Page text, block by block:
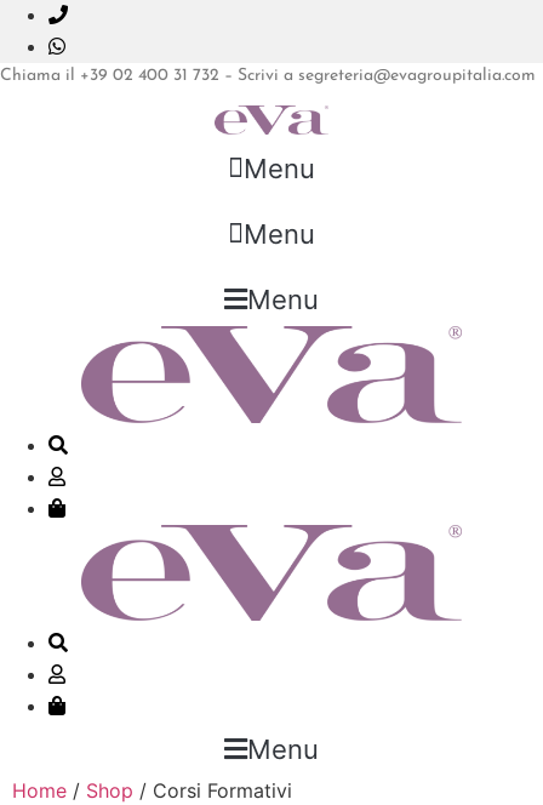
contenuto
Chiama il +39 02 400 31 732 – Scrivi a segreteria@evagroupitalia.com
Menu
Menu
Menu
Menu
Home / Shop / Corsi Formativi